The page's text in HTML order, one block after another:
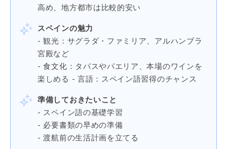
高め、地方都市は比較的安い
スペインの魅力
- 観光：サグラダ・ファミリア、アルハンブラ
宮殿など
- 食文化：タパスやパエリア、本場のワインを
楽しめる - 言語：スペイン語習得のチャンス
準備しておきたいこと
- スペイン語の基礎学習
- 必要書類の早めの準備
- 渡航前の生活計画を立てる